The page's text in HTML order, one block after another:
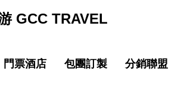
GCC TRAVEL
門票酒店 包團訂製 分銷聯盟